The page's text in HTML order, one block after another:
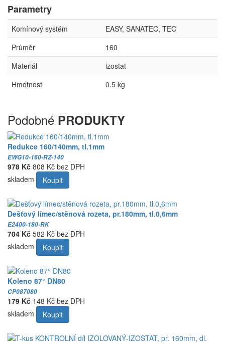
Parametry
Komínový systém
EASY, SANATEC, TEC
Průměr
160
Materiál
izostat
Hmotnost
0.5 kg
Podobné PRODUKTY
Redukce 160/140mm, tl.1mm
EWG10-160-RZ-140
978 Kč 808 Kč bez DPH
skladem
Koupit
Dešťový límec/stěnová rozeta, pr.180mm, tl.0,6mm
E2400-180-RK
704 Kč 582 Kč bez DPH
skladem
Koupit
Koleno 87° DN80
CP087080
179 Kč 148 Kč bez DPH
skladem
Koupit